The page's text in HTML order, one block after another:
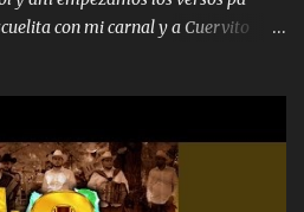
con mi carnal y a Cuervito
la Bandera por todita a la ciudad
Frontera De Tijuana Bulevares
ya hace falta mi APA FLACO